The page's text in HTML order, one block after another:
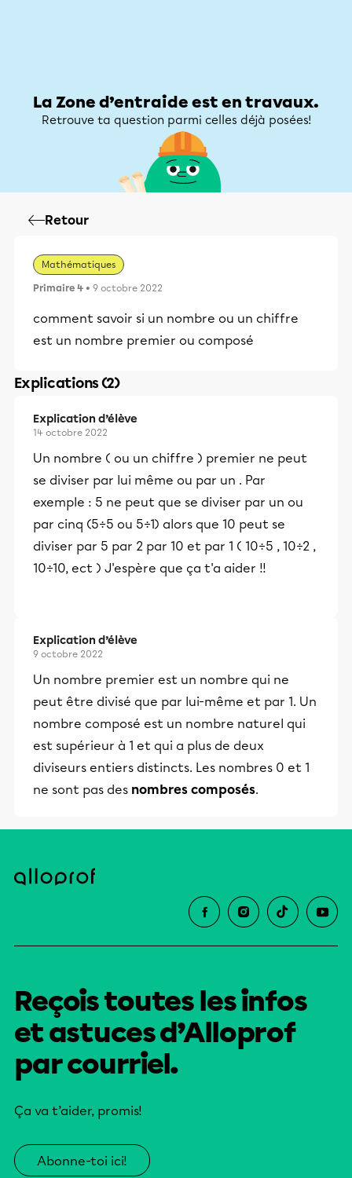
La Zone d’entraide est en travaux.
Retrouve ta question parmi celles déjà posées!
Retour
Mathématiques
Primaire 4 • 9 octobre 2022
comment savoir si un nombre ou un chiffre
est un nombre premier ou composé
Explications (2)
Explication d’élève
14 octobre 2022
Un nombre ( ou un chiffre ) premier ne peut
se diviser par lui même ou par un . Par
exemple : 5 ne peut que se diviser par un ou
par cinq (5÷5 ou 5÷1) alors que 10 peut se
diviser par 5 par 2 par 10 et par 1 ( 10÷5 , 10÷2 ,
10÷10, ect ) J'espère que ça t'a aider !!
Explication d’élève
9 octobre 2022
Un nombre premier est un nombre qui ne
peut être divisé que par lui-même et par 1. Un
nombre composé est un nombre naturel qui
est supérieur à 1 et qui a plus de deux
diviseurs entiers distincts. Les nombres 0 et 1
ne sont pas des nombres composés.
Reçois toutes les infos
et astuces d’Alloprof
par courriel.
Ça va t’aider, promis!
Abonne-toi ici!